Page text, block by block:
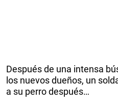
Después de una intensa
los nuevos dueños, un
a su perro después…